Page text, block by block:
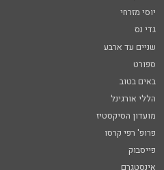
יוסי מזרחי
גדי נס
שניים עד ארבע
ספורט
באים בטוב
הללי אורגינל
מועדון הסיקסטיז
פרופ' רפי קרסו
פייסבוק
אינסטגרם